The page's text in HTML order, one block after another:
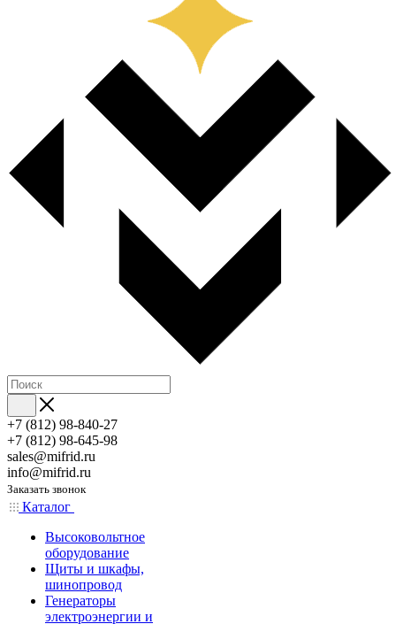
+7 (812) 98-840-27
+7 (812) 98-645-98
sales@mifrid.ru
info@mifrid.ru
Заказать звонок
Каталог
Высоковольтное
оборудование
Щиты и шкафы,
шинопровод
Генераторы
электроэнергии и